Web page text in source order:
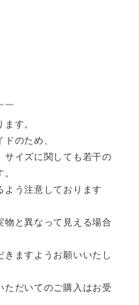
￣
す。
のため、
サイズに関しても若干の
よう注意しております
物と異なって見える場合
きますようお願いいたし
ただいてのご購入はお受